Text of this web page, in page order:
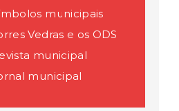
municipais
Vedras e os ODS
municipal
municipal